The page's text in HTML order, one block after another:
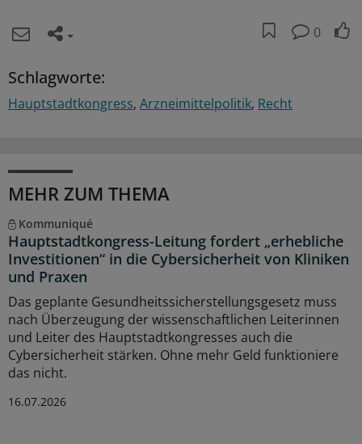
0
Schlagworte:
Hauptstadtkongress Arzneimittelpolitik Recht
MEHR ZUM THEMA
Kommuniqué
Hauptstadtkongress-Leitung fordert „erhebliche
Investitionen“ in die Cybersicherheit von Kliniken
und Praxen
Das geplante Gesundheitssicherstellungsgesetz muss
nach Überzeugung der wissenschaftlichen Leiterinnen
und Leiter des Hauptstadtkongresses auch die
Cybersicherheit stärken. Ohne mehr Geld funktioniere
das nicht.
16.07.2026